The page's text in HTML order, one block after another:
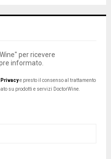
per ricevere
informato.
Privacye presto il consenso al trattamento
su prodotti e servizi DoctorWine.